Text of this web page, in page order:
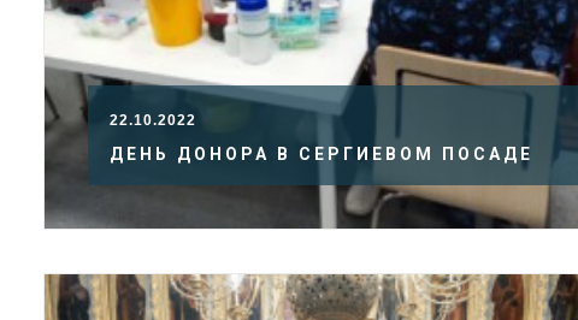
22.10.2022
ДЕНЬ ДОНОРА В СЕРГИЕВОМ ПОСАДЕ